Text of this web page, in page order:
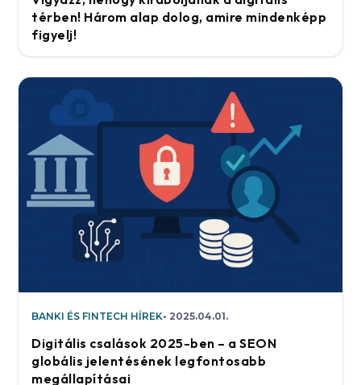
térben! Három alap dolog, amire mindenképp
figyelj!
BANKI ÉS FINTECH HÍREK 2025.04.01.
Digitális csalások 2025-ben – a SEON
globális jelentésének legfontosabb
megállapításai